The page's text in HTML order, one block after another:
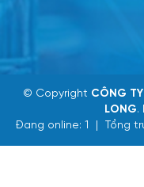
© Copyright CÔNG
LONG.
Đang online: 1
Tổng